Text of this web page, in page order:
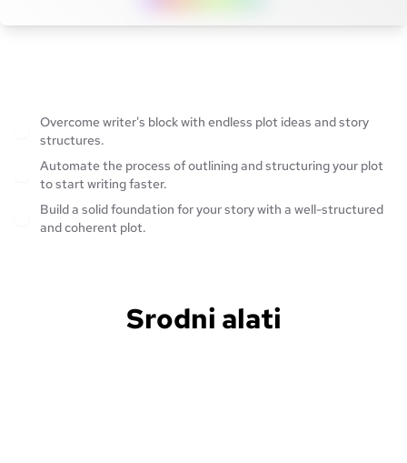
Overcome writer's block with endless plot ideas and story
structures.
Automate the process of outlining and structuring your plot
to start writing faster.
Build a solid foundation for your story with a well-structured
and coherent plot.
Srodni alati